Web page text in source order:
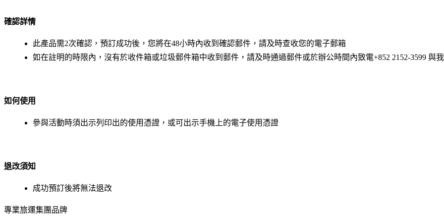
確認詳情
此產品需2次確認，預訂成功後，您將在48小時內收到確認郵件，請及時查收您的電子郵箱
如在註明的時限內，沒有於收件箱或垃圾郵件箱中收到郵件，請及時通過郵件或於辦公時間內致電+852 2152-3599 與
如何使用
參與活動時須出示列印出的使用憑證，或可出示手機上的電子使用憑證
退改須知
成功預訂後將無法退改
專業旅運集團品牌